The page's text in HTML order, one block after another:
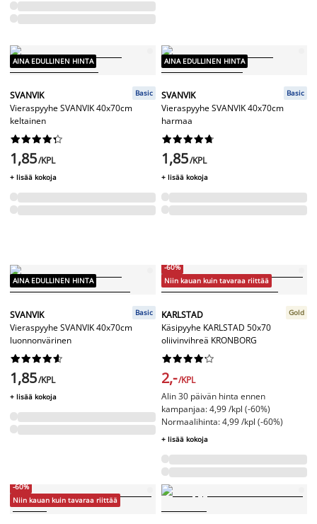
AINA EDULLINEN HINTA
SVANVIK
Vieraspyyhe SVANVIK 40x70cm
keltainen
Basic






1,85/KPL
+ lisää kokoja
AINA EDULLINEN HINTA
SVANVIK
Vieraspyyhe SVANVIK 40x70cm
harmaa
Basic






1,85/KPL
+ lisää kokoja
AINA EDULLINEN HINTA
SVANVIK
Vieraspyyhe SVANVIK 40x70cm
luonnonvärinen
Basic






1,85/KPL
+ lisää kokoja
-60%
Niin kauan kuin tavaraa riittää
KARLSTAD
Käsipyyhe KARLSTAD 50x70
oliivinvihreä KRONBORG
Gold






2,-/KPL
Alin 30 päivän hinta ennen
kampanjaa: 4,99 /kpl (-60%)
Normaalihinta: 4,99 /kpl (-60%)
+ lisää kokoja
-60%
Niin kauan kuin tavaraa riittää